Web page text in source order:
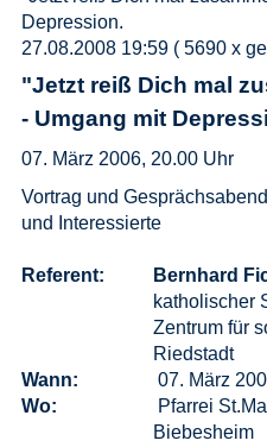
Depression.
27.08.2008 19:59 ( 5690 x
"Jetzt reiß Dich mal
- Umgang mit
07. März 2006, 20.00 Uhr
Vortrag und
und Interessierte
Referent:
Bernhard
katholischer
Zentrum für
Riedstadt
Wann:
07. März
Wo:
Pfarrei
Biebesheim